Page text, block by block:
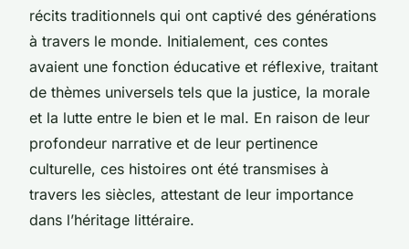
récits traditionnels qui ont captivé des générations
à travers le monde. Initialement, ces contes
avaient une fonction éducative et réflexive, traitant
de thèmes universels tels que la justice, la morale
et la lutte entre le bien et le mal. En raison de leur
profondeur narrative et de leur pertinence
culturelle, ces histoires ont été transmises à
travers les siècles, attestant de leur importance
dans l’héritage littéraire.